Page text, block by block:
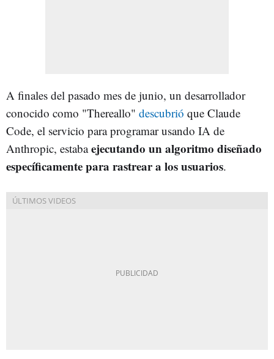
A finales del pasado mes de junio, un desarrollador
conocido como "Thereallo" descubrió que Claude
Code, el servicio para programar usando IA de
Anthropic, estabaejecutando un algoritmo diseñado
específicamente para rastrear a los usuarios.